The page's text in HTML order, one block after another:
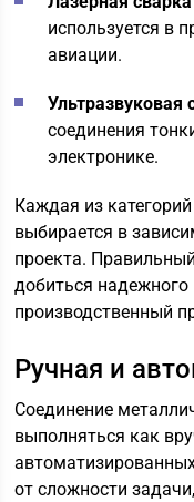
используется в
авиации.
Ультразвуковая
соединения
электронике.
Каждая из
выбирается в
проекта.
добиться надежного
производственный
Ручная и
Соединение
выполняться как
от сложности